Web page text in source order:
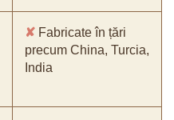
✘ Fabricate în țări
precum China, Turcia,
India